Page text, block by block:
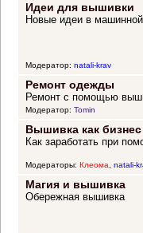
Идеи для вышивки
Новые идеи в
Модератор: natali-krav
Ремонт одежды
Ремонт с помощью
Модератор: Tomin
Вышивка как бизнес
Как заработать при
Модераторы: Клеома, natali-
Магия и вышивка
Обережная вышивка